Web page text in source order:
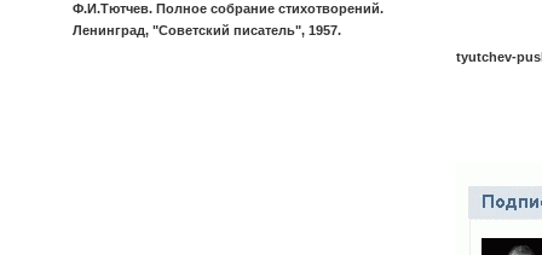
Ф.И.Тютчев. Полное собрание стихотворений.
Ленинград, "Советский писатель", 1957.
tyutchev-